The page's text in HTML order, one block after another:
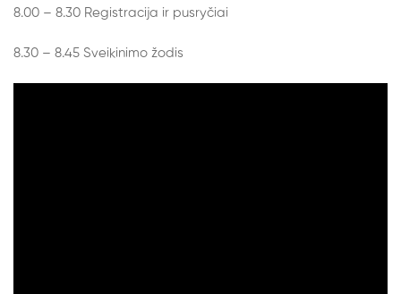
8.00 – 8.30 Registracija ir pusryčiai
8.30 – 8.45 Sveikinimo žodis